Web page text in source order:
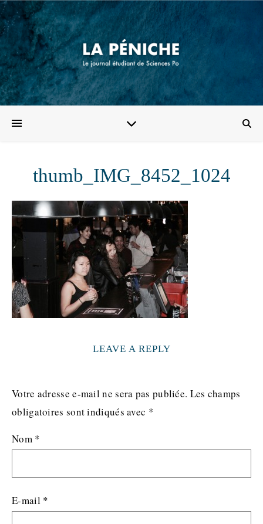
thumb_IMG_8452_1024
LEAVE A REPLY
Votre adresse e-mail ne sera pas publiée. Les champs
obligatoires sont indiqués avec *
Nom *
E-mail *